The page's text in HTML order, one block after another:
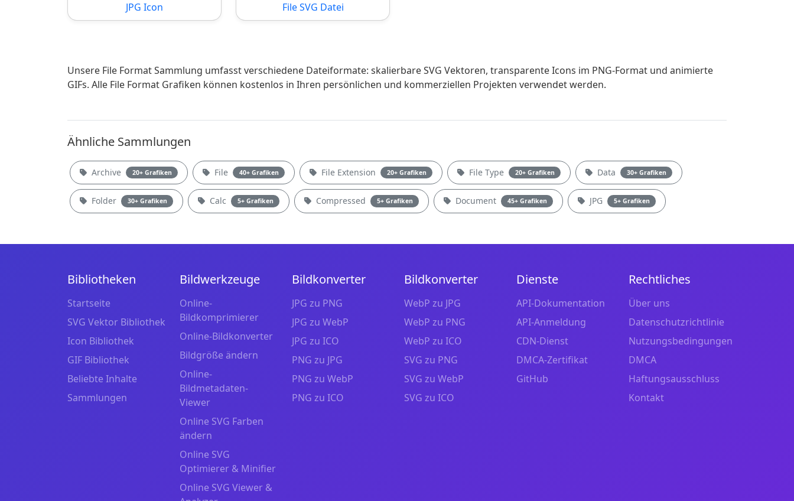
JPG Icon File SVG Datei
Unsere File Format Sammlung umfasst verschiedene Dateiformate: skalierbare SVG Vektoren, transparente Icons im PNG-Format und animierte
GIFs. Alle File Format Grafiken können kostenlos in Ihren persönlichen und kommerziellen Projekten verwendet werden.
Ähnliche Sammlungen
Archive 20+ Grafiken File 40+ Grafiken File Extension 20+ Grafiken File Type 20+ Grafiken Data 30+ Grafiken
Folder 30+ Grafiken Calc 5+ Grafiken Compressed 5+ Grafiken Document 45+ Grafiken JPG 5+ Grafiken
Bibliotheken
Startseite
SVG Vektor Bibliothek
Icon Bibliothek
GIF Bibliothek
Beliebte Inhalte
Sammlungen
Bildwerkzeuge
Online-
Bildkomprimierer
Online-Bildkonverter
Bildgröße ändern
Online-
Bildmetadaten-
Viewer
Online SVG Farben
ändern
Online SVG
Optimierer & Minifier
Online SVG Viewer &
Bildkonverter
JPG zu PNG
JPG zu WebP
JPG zu ICO
PNG zu JPG
PNG zu WebP
PNG zu ICO
Bildkonverter
WebP zu JPG
WebP zu PNG
WebP zu ICO
SVG zu PNG
SVG zu WebP
SVG zu ICO
Dienste
API-Dokumentation
API-Anmeldung
CDN-Dienst
DMCA-Zertifikat
GitHub
Rechtliches
Über uns
Datenschutzrichtlinie
Nutzungsbedingungen
DMCA
Haftungsausschluss
Kontakt